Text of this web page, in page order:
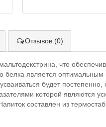
Отзывов (0)
что
белка является
будет
которой являются
составлен из